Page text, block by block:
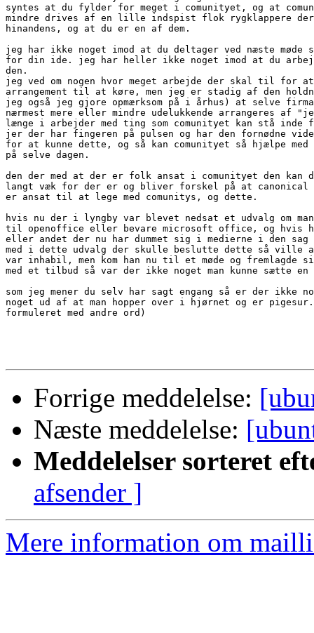
syntes at du fylder for meget i comunityet, og at
mindre drives af en lille indspist flok rygklappere
hinandens, og at du er en af dem.
jeg har ikke noget imod at du deltager ved næste møde
for din ide. jeg har heller ikke noget imod at du
den.
jeg ved om nogen hvor meget arbejde der skal til for
arrangement til at køre, men jeg er stadig af den
jeg også jeg gjore opmærksom på i århus) at selve
nærmest mere eller mindre udelukkende arrangeres af
længe i arbejder med ting som comunityet kan stå
jer der har fingeren på pulsen og har den fornødne
for at kunne dette, og så kan comunityet så hjælpe
på selve dagen.
den der med at der er folk ansat i comunityet den kan
langt væk for der er og bliver forskel på at canonical
er ansat til at lege med comunitys, og dette.
hvis nu der i lyngby var blevet nedsat et udvalg om
til openoffice eller bevare microsoft office, og hvis
eller andet der nu har dummet sig i medierne i den sag
med i dette udvalg der skulle beslutte dette så ville
var inhabil, men kom han nu til et møde og fremlagde
med et tilbud så var der ikke noget man kunne sætte
som jeg mener du selv har sagt engang så er der ikke
noget ud af at man hopper over i hjørnet og er pigesur.
formuleret med andre ord)
Forrige meddelelse:
Næste meddelelse:
Meddelelser sorteret
afsender ]
Mere information om